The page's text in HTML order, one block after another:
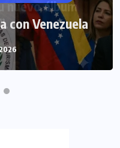
con Venezuela